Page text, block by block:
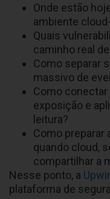
Onde estão
ambiente
Quais
caminho real
Como separar
massivo de
Como conectar
exposição e
leitura?
Como preparar
quando cloud,
compartilhar a
Nesse ponto, a
plataforma de